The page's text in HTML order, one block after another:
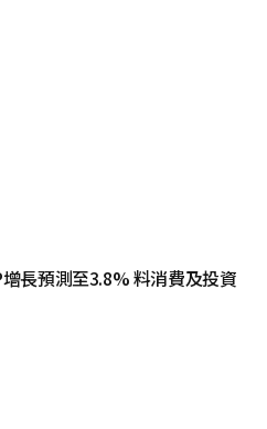
長預測至3.8% 料消費及投資